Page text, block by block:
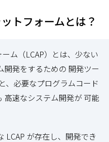
トフォームとは？
ム（LCAP）とは、少ない
開発をするための 開発ツー
、必要なプログラムコード
高速なシステム開発が 可能
LCAP が存在し、開発でき